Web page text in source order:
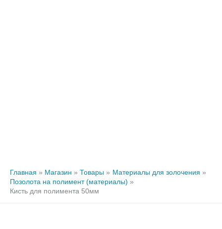
Главная Магазин Товары
Материалы для золочения
Позолота на полимент (материалы)
Кисть для полимента 50мм